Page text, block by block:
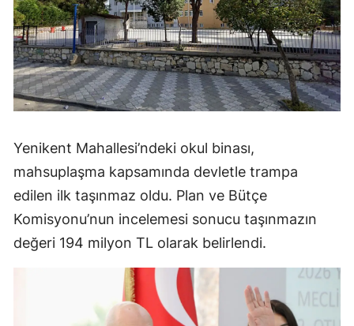
Yenikent Mahallesi’ndeki okul binası,
mahsuplaşma kapsamında devletle trampa
edilen ilk taşınmaz oldu. Plan ve Bütçe
Komisyonu’nun incelemesi sonucu taşınmazın
değeri 194 milyon TL olarak belirlendi.